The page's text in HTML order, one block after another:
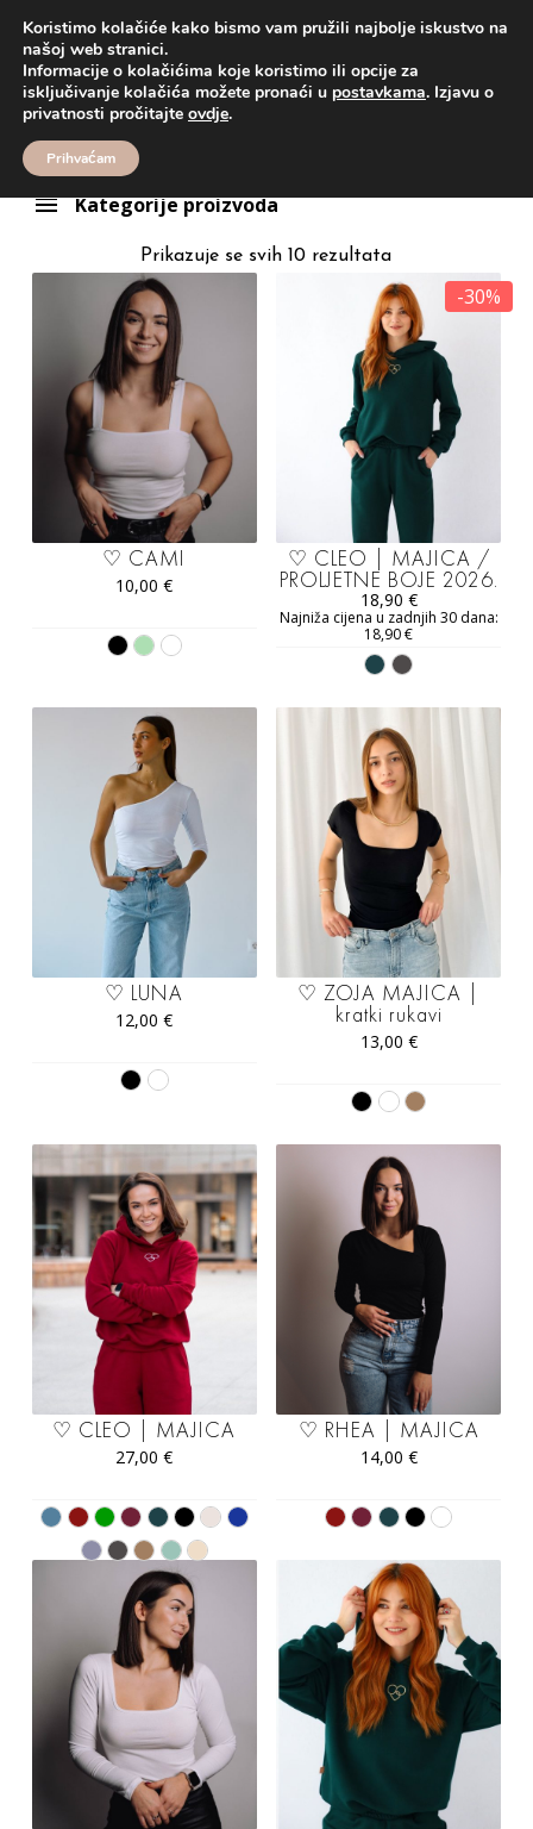
Proizvodi majica
majica
Kategorije proizvoda
Prikazuje se svih 10 rezultata
♡ CAMI
10,00€
-30%
♡ CLEO | MAJICA /
PROLJETNE BOJE 2026.
18,90 €
Najniža cijena u zadnjih 30 dana:
18,90€
♡ LUNA
12,00€
♡ ZOJA MAJICA |
kratki rukavi
13,00 €
♡ CLEO | MAJICA
27,00€
♡ RHEA | MAJICA
14,00 €
Koristimo kolačiće kako bismo vam pružili najbolje iskustvo na
našoj web stranici.
Informacije o kolačićima koje koristimo ili opcije za
isključivanje kolačića možete pronaći u postavkama. Izjavu o
privatnosti pročitajte ovdje.
Prihvaćam